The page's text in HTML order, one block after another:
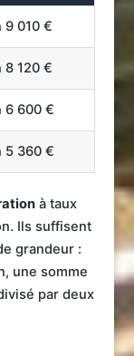
9 010 €
8 120 €
6 600 €
5 360 €
à taux
Ils suffisent
grandeur :
une somme
par deux